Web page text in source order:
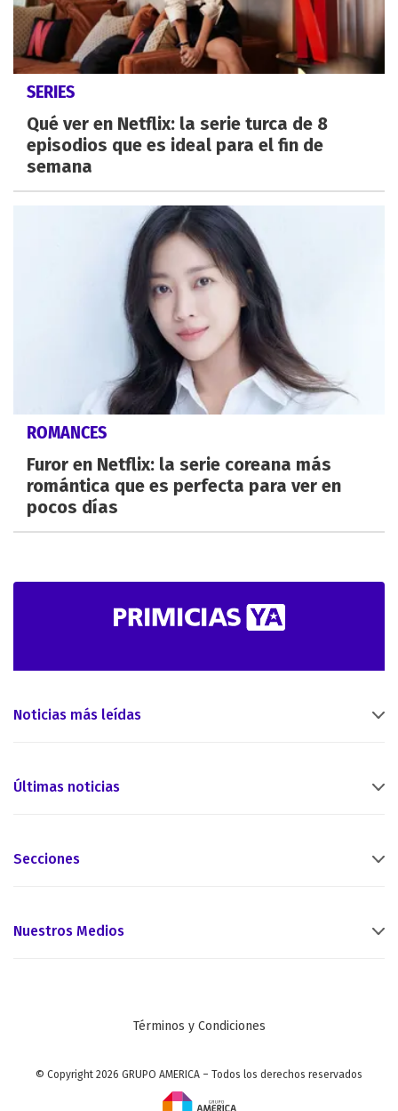
SERIES
Qué ver en Netflix: la serie turca de 8
episodios que es ideal para el fin de
semana
ROMANCES
Furor en Netflix: la serie coreana más
romántica que es perfecta para ver en
pocos días
Noticias más leídas
Últimas noticias
Secciones
Nuestros Medios
Términos y Condiciones
© Copyright 2026 GRUPO AMERICA – Todos los derechos reservados